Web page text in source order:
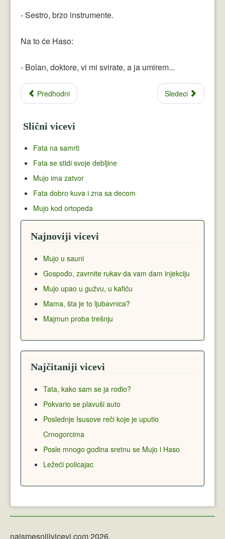
Najbolji Vicevi
- Sestro, brzo instrumente.
Na to će Haso:
- Bolan, doktore, vi mi svirate, a ja umirem...
Predhodni Sledeci
Slični vicevi
Fata na samrti
Fata se stidi svoje debljine
Mujo ima zatvor
Fata dobro kuva i zna sa decom
Mujo kod ortopeda
Najnoviji vicevi
Mujo u sauni
Gospođo, zavrnite rukav da vam dam injekciju
Mujo upao u gužvu, u kafiću
Mama, šta je to ljubavnica?
Majmun proba trešnju
Najčitaniji vicevi
Tata, kako sam se ja rodio?
Pokvario se plavuši auto
Poslednje Isusove reči koje je uputio
Crnogorcima
Posle mnogo godina sretnu se Mujo i Haso
Ležeći policajac
najsmesnijivicevi.com 2026.